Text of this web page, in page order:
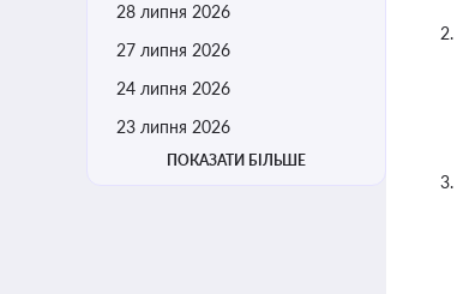
28 липня 2026
27 липня 2026
24 липня 2026
23 липня 2026
ПОКАЗАТИ БІЛЬШЕ